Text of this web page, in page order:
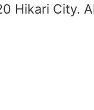
Hikari City.